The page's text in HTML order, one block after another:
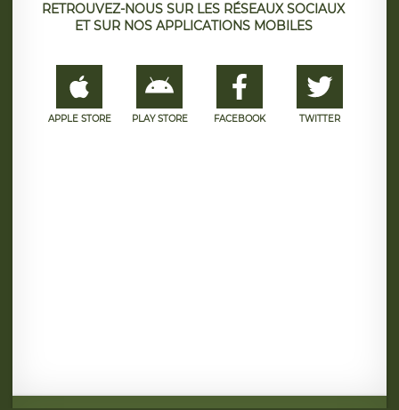
RETROUVEZ-NOUS SUR LES RÉSEAUX SOCIAUX
ET SUR NOS APPLICATIONS MOBILES
APPLE STORE PLAY STORE FACEBOOK TWITTER